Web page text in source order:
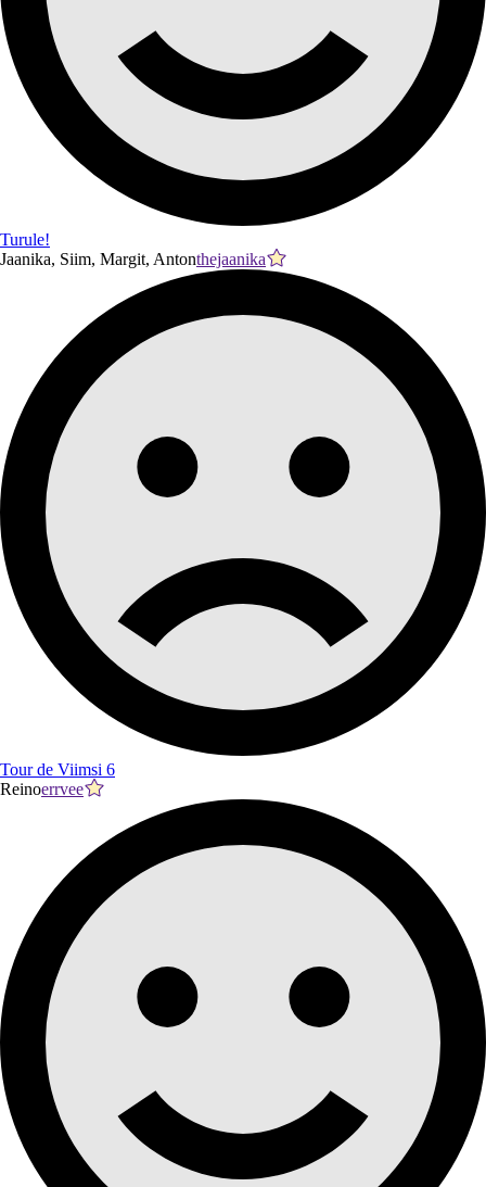
Turule!
Jaanika, Siim, Margit, Antonthejaanika
Tour de Viimsi 6
Reinoerrvee